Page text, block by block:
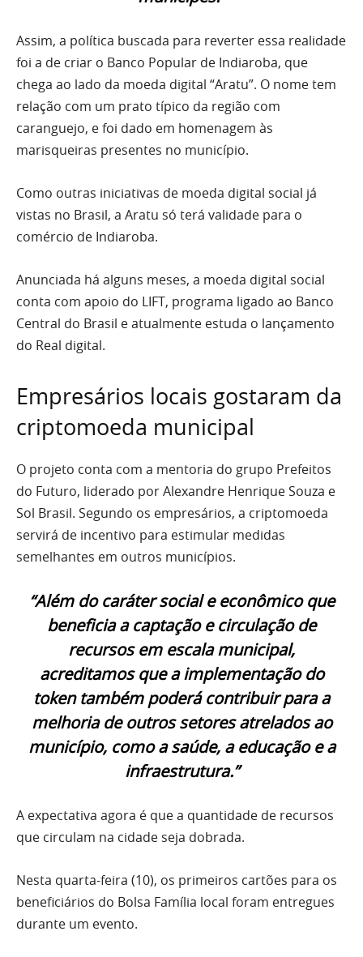
Assim, a política buscada para reverter essa realidade
foi a de criar o Banco Popular de Indiaroba, que
chega ao lado da moeda digital “Aratu”. O nome tem
relação com um prato típico da região com
caranguejo, e foi dado em homenagem às
marisqueiras presentes no município.
Como outras iniciativas de moeda digital social já
vistas no Brasil, a Aratu só terá validade para o
comércio de Indiaroba.
Anunciada há alguns meses, a moeda digital social
conta com apoio do LIFT, programa ligado ao Banco
Central do Brasil e atualmente estuda o lançamento
do Real digital.
Empresários locais gostaram da
criptomoeda municipal
O projeto conta com a mentoria do grupo Prefeitos
do Futuro, liderado por Alexandre Henrique Souza e
Sol Brasil. Segundo os empresários, a criptomoeda
servirá de incentivo para estimular medidas
semelhantes em outros municípios.
“Além do caráter social e econômico que
beneficia a captação e circulação de
recursos em escala municipal,
acreditamos que a implementação do
token também poderá contribuir para a
melhoria de outros setores atrelados ao
município, como a saúde, a educação e a
infraestrutura.”
A expectativa agora é que a quantidade de recursos
que circulam na cidade seja dobrada.
Nesta quarta-feira (10), os primeiros cartões para os
beneficiários do Bolsa Família local foram entregues
durante um evento.